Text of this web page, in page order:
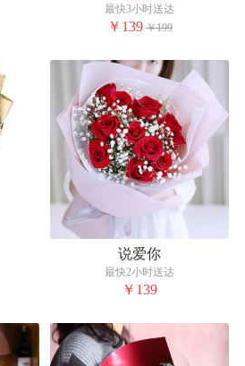
最快3小时送达
￥139 ￥199
说爱你
最快2小时送达
￥139